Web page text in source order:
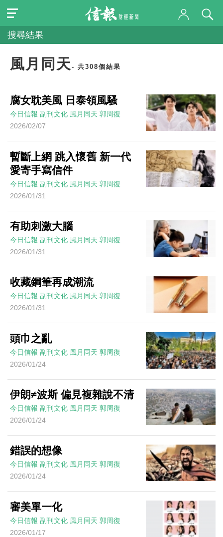
搜尋結果
風月同天 - 共308個結果
腐女耽美風 日泰領風騷
今日信報 副刊文化 風月同天 郭周復
2026/02/07
暫斷上網 跳入懷舊 新一代
愛寄手寫信件
今日信報 副刊文化 風月同天 郭周復
2026/01/31
有助刺激大腦
今日信報 副刊文化 風月同天 郭周復
2026/01/31
收藏鋼筆再成潮流
今日信報 副刊文化 風月同天 郭周復
2026/01/31
頭巾之亂
今日信報 副刊文化 風月同天 郭周復
2026/01/24
伊朗≠波斯 偏見複雜說不清
今日信報 副刊文化 風月同天 郭周復
2026/01/24
錯誤的想像
今日信報 副刊文化 風月同天 郭周復
2026/01/24
審美單一化
今日信報 副刊文化 風月同天 郭周復
2026/01/17